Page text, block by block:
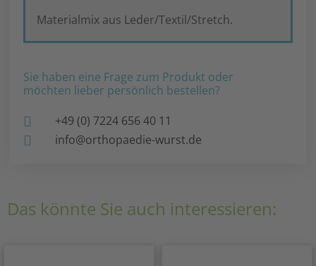
Materialmix aus Leder/Textil/Stretch.
Sie haben eine Frage zum Produkt oder
möchten lieber persönlich bestellen?
+49 (0) 7224 656 40 11
info@orthopaedie-wurst.de
Das könnte Sie auch interessieren: